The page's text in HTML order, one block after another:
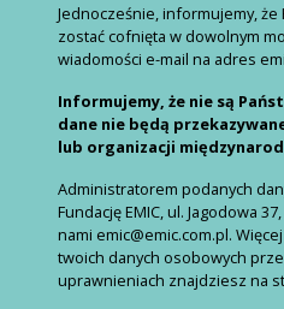
Jednocześnie, informujemy, że
zostać cofnięta w dowolnym
wiadomości e-mail na adres
Informujemy, że nie są
dane nie będą
lub organizacji
Administratorem podanych
Fundację EMIC, ul. Jagodowa
nami emic@emic.com.pl.
twoich danych osobowych
uprawnieniach znajdziesz na